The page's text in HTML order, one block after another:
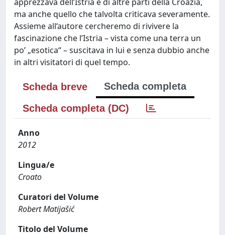
ma anche quello che talvolta criticava severamente.
Assieme all‘autore cercheremo di rivivere la
fascinazione che l’Istria – vista come una terra un
po’ „esotica“ – suscitava in lui e senza dubbio anche
in altri visitatori di quel tempo.
Scheda breve
Scheda completa
Scheda completa (DC)
Anno
2012
Lingua/e
Croato
Curatori del Volume
Robert Matijašić
Titolo del Volume